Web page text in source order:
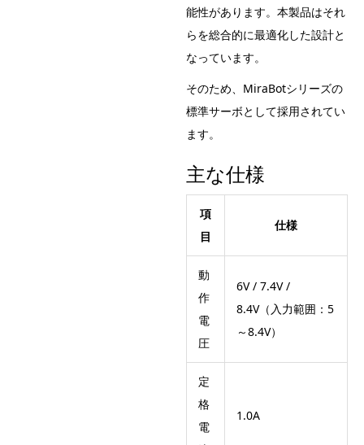
能性があります。本製品はそれ
らを総合的に最適化した設計と
なっています。
そのため、MiraBotシリーズの
標準サーボとして採用されてい
ます。
主な仕様
項
目
仕様
動
作
電
圧
6V / 7.4V /
8.4V（入力範囲：5
～8.4V）
定
格
電
1.0A